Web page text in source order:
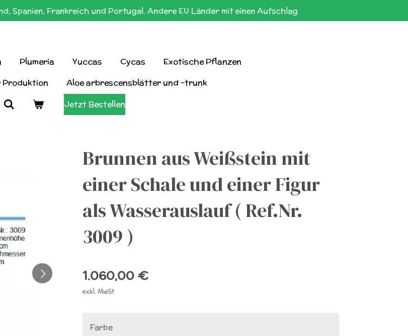
Spanien, Frankreich und Portugal. Andere EU Länder mit einen Aufschlag
Plumeria Yuccas Cycas
Exotische Pflanzen
Produktion
Aloe arbrescensblätter und -trunk
Jetzt Bestellen
Brunnen aus Weißstein mit
einer Schale und einer Figur
als Wasserauslauf ( Ref.Nr.
3009 )
1.060,00 €
exkl. MwSt
Farbe